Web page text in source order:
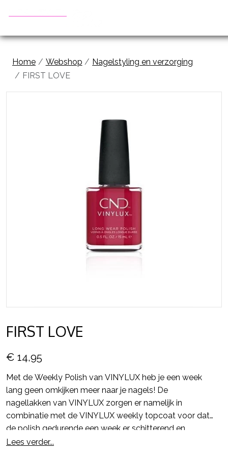
Home Webshop
Nagelstyling en verzorging
FIRST LOVE
FIRST LOVE
€ 14,95
Met de Weekly Polish van VINYLUX heb je een week
lang geen omkijken meer naar je nagels! De
nagellakken van VINYLUX zorgen er namelijk in
combinatie met de VINYLUX weekly topcoat voor dat
de polish gedurende een week er schitterend en
glanzend uit blijft zien en alsmaar sterker wordt.
Lees verder...